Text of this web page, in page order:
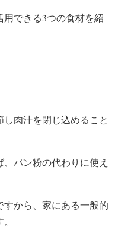
できる3つの食材を紹
肉汁を閉じ込めること
パン粉の代わりに使え
から、家にある一般的